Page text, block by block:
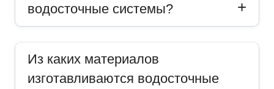
водосточные системы?
Из каких материалов
изготавливаются водосточные